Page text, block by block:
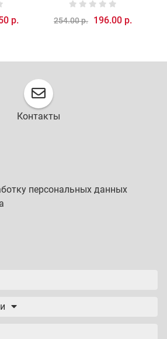
р. 254.00 р. 196.00 р.
Контакты
персональных данных